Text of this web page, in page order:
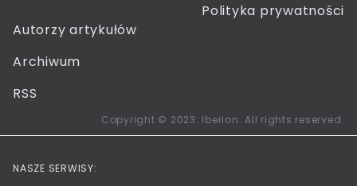
Polityka prywatności
Autorzy artykułów
Archiwum
RSS
Copyright © 2023. Iberion. All rights reserved.
NASZE SERWISY: